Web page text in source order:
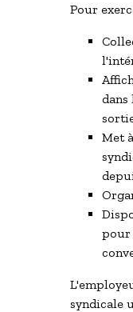
Pour
dans
Met
pour
syndicale